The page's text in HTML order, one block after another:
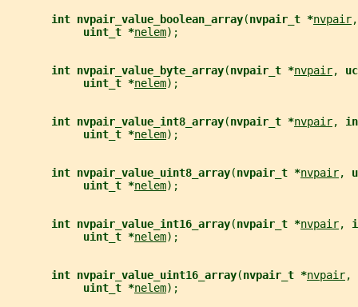
int nvpair_value_boolean_array(nvpair_t *nvpair
uint_t *nelem);
int nvpair_value_byte_array(nvpair_t *nvpair,
uint_t *nelem);
int nvpair_value_int8_array(nvpair_t *nvpair,
uint_t *nelem);
int nvpair_value_uint8_array(nvpair_t *nvpair,
uint_t *nelem);
int nvpair_value_int16_array(nvpair_t *nvpair,
uint_t *nelem);
int nvpair_value_uint16_array(nvpair_t *nvpair,
uint_t *nelem);